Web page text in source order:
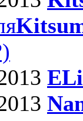
ELi